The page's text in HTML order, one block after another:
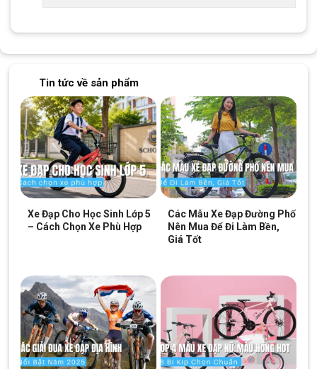
đánh giá cao cả về ngoại hình và cấu hình.
Sở hữu diện mạo vô cùng nổi bật với những gam màu như Đen
đỏ, Ghi, Đen xanh, Trắng đỏ, khiến mẫu xe trở nên cá tính và
mạnh mẽ hơn bao giờ hết.
Bánh xe còn được trang bị vành nhôm 2 lớp vô cùng chắc chắn.
Lốp xeWandavô cùng bền bỉ và độ ma sát cao đảm bảo an
toàn cho người sử dụng.
Tin tức về sản phẩm
Xe Đạp Cho Học Sinh Lớp 5
– Cách Chọn Xe Phù Hợp
Các Mẫu Xe Đạp Đường Phố
Nên Mua Để Đi Làm Bền,
Giá Tốt